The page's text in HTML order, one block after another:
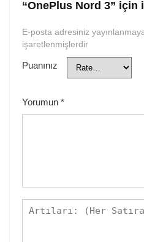
“OnePlus Nord 3” için
E-posta adresiniz
işaretlenmişlerdir
Puanınız
Yorumun *